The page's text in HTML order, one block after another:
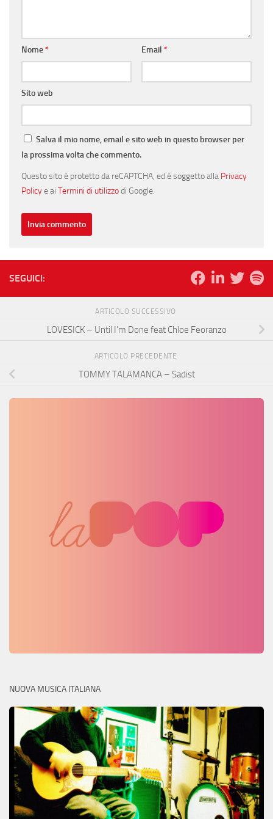
Nome* Email *
Sito web
Salva il mio nome, email e sito web in questo browser per
la prossima volta che commento.
Questo sito è protetto da reCAPTCHA, ed è soggetto alla Privacy
Policye ai Termini di utilizzodi Google.
SEGUICI:
ARTICOLO SUCCESSIVO
LOVESICK – Until I’m Done feat Chloe Feoranzo
ARTICOLO PRECEDENTE
TOMMY TALAMANCA – Sadist
NUOVA MUSICA ITALIANA